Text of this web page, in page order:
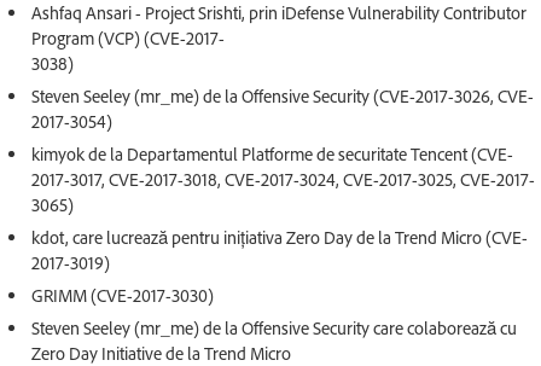
Ashfaq Ansari - Project Srishti, prin iDefense Vulnerability Contributor
Program (VCP) (CVE-2017-
3038)
Steven Seeley (mr_me) de la Offensive Security (CVE-2017-3026, CVE-
2017-3054)
kimyok de la Departamentul Platforme de securitate Tencent (CVE-
2017-3017, CVE-2017-3018, CVE-2017-3024, CVE-2017-3025, CVE-2017-
3065)
kdot, care lucrează pentru inițiativa Zero Day de la Trend Micro (CVE-
2017-3019)
GRIMM (CVE-2017-3030)
Steven Seeley (mr_me) de la Offensive Security care colaborează cu
Zero Day Initiative de la Trend Micro